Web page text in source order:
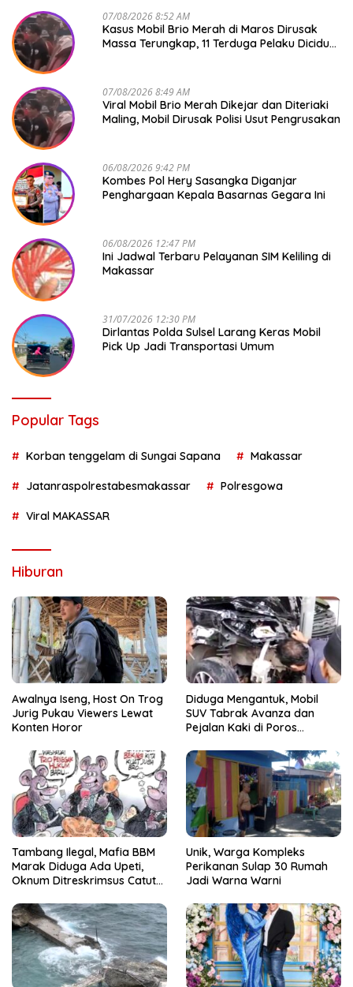
07/08/2026 8:52 AM
Kasus Mobil Brio Merah di Maros Dirusak
Massa Terungkap, 11 Terduga Pelaku Diciduk
07/08/2026 8:49 AM
Viral Mobil Brio Merah Dikejar dan Diteriaki
Maling, Mobil Dirusak Polisi Usut Pengrusakan
06/08/2026 9:42 PM
Kombes Pol Hery Sasangka Diganjar
Penghargaan Kepala Basarnas Gegara Ini
06/08/2026 12:47 PM
Ini Jadwal Terbaru Pelayanan SIM Keliling di
Makassar
31/07/2026 12:30 PM
Dirlantas Polda Sulsel Larang Keras Mobil
Pick Up Jadi Transportasi Umum
Popular Tags
Korban tenggelam di Sungai Sapana Makassar
Jatanraspolrestabesmakassar Polresgowa
Viral MAKASSAR
Hiburan
Awalnya Iseng, Host On Trog
Jurig Pukau Viewers Lewat
Konten Horor
Diduga Mengantuk, Mobil
SUV Tabrak Avanza dan
Pejalan Kaki di Poros
Tambang Ilegal, Mafia BBM
Marak Diduga Ada Upeti,
Oknum Ditreskrimsus Catut
Unik, Warga Kompleks
Perikanan Sulap 30 Rumah
Jadi Warna Warni